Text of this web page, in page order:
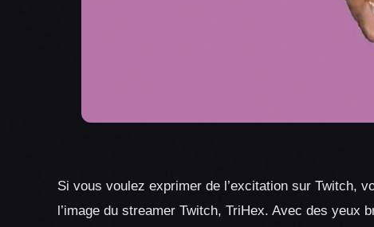
Si vous voulez exprimer de l’excitation sur Twitch,
l’image du streamer Twitch, TriHex. Avec des